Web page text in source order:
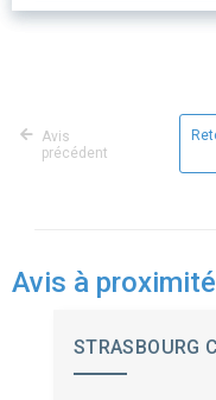
Avis
précédent
Avis à
STRASBOURG